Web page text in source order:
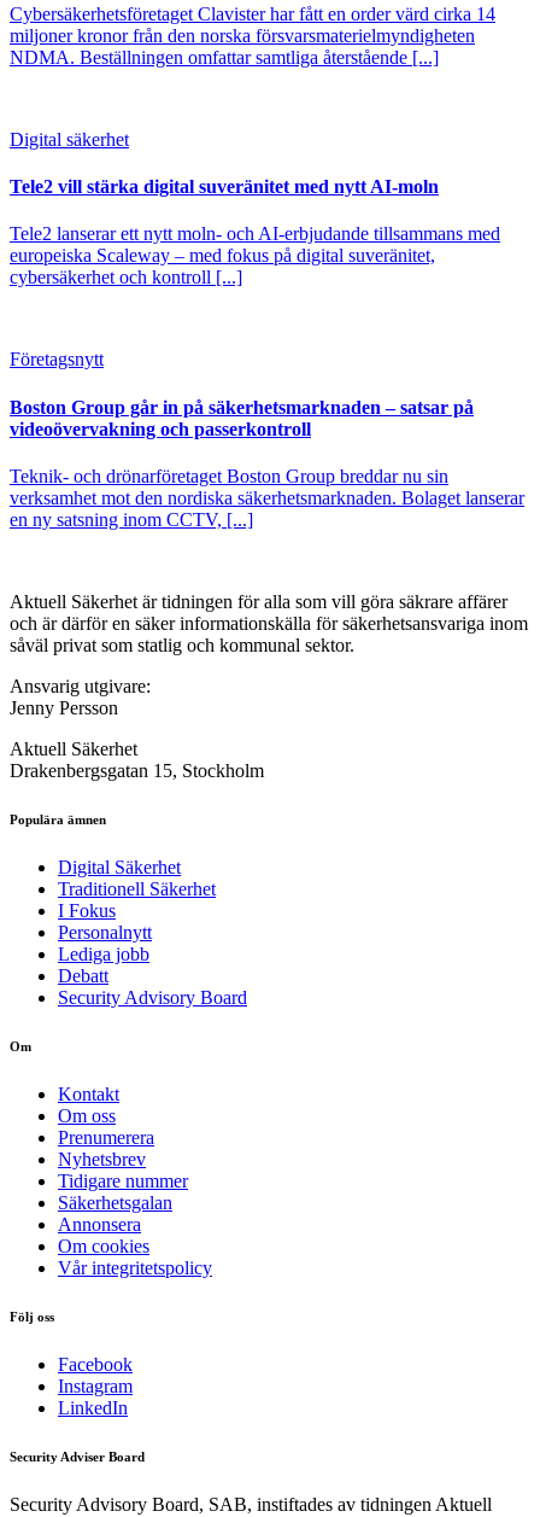
Cybersäkerhetsföretaget Clavister har fått en order värd cirka 14
miljoner kronor från den norska försvarsmaterielmyndigheten
NDMA. Beställningen omfattar samtliga återstående [...]
Digital säkerhet
Tele2 vill stärka digital suveränitet med nytt AI-moln
Tele2 lanserar ett nytt moln- och AI-erbjudande tillsammans med
europeiska Scaleway – med fokus på digital suveränitet,
cybersäkerhet och kontroll [...]
Företagsnytt
Boston Group går in på säkerhetsmarknaden – satsar på
videoövervakning och passerkontroll
Teknik- och drönarföretaget Boston Group breddar nu sin
verksamhet mot den nordiska säkerhetsmarknaden. Bolaget lanserar
en ny satsning inom CCTV, [...]
Aktuell Säkerhet är tidningen för alla som vill göra säkrare affärer
och är därför en säker informationskälla för säkerhets­ansvariga inom
såväl privat som statlig och kommunal sektor.
Ansvarig utgivare:
Jenny Persson
Aktuell Säkerhet
Drakenbergsgatan 15, Stockholm
Populära ämnen
Digital Säkerhet
Traditionell Säkerhet
I Fokus
Personalnytt
Lediga jobb
Debatt
Security Advisory Board
Om
Kontakt
Om oss
Prenumerera
Nyhetsbrev
Tidigare nummer
Säkerhetsgalan
Annonsera
Om cookies
Vår integritetspolicy
Följ oss
Facebook
Instagram
LinkedIn
Security Adviser Board
Security Advisory Board, SAB, instiftades av tidningen Aktuell